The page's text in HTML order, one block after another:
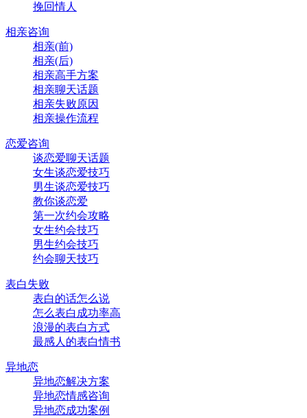
挽回情人
相亲咨询
相亲(前)
相亲(后)
相亲高手方案
相亲聊天话题
相亲失败原因
相亲操作流程
恋爱咨询
谈恋爱聊天话题
女生谈恋爱技巧
男生谈恋爱技巧
教你谈恋爱
第一次约会攻略
女生约会技巧
男生约会技巧
约会聊天技巧
表白失败
表白的话怎么说
怎么表白成功率高
浪漫的表白方式
最感人的表白情书
异地恋
异地恋解决方案
异地恋情感咨询
异地恋成功案例